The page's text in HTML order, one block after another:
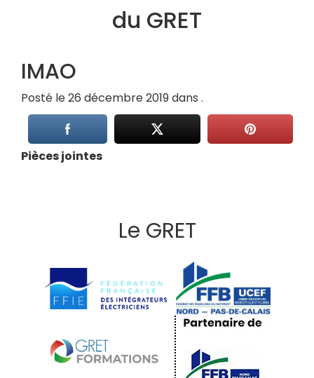
du GRET
IMAO
Posté le 26 décembre 2019 dans .
Pièces jointes
Le GRET